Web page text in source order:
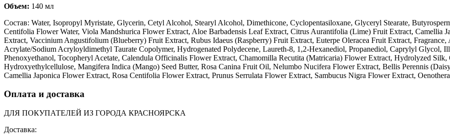
Объем: 140 мл
Состав: Water, Isopropyl Myristate, Glycerin, Cetyl Alcohol, Stearyl Alcohol, Dimethicone, Cyclopentasiloxane, Glyceryl Stearate,
Centifolia Flower Water, Viola Mandshurica Flower Extract, Aloe Barbadensis Leaf Extract, Citrus Aurantifolia (Lime) Fruit Extract, Camellia
Extract, Vaccinium Angustifolium (Blueberry) Fruit Extract, Rubus Idaeus (Raspberry) Fruit Extract, Euterpe Oleracea Fruit Extract,
Acrylate/Sodium Acryloyldimethyl Taurate Copolymer, Hydrogenated Polydecene, Laureth-8, 1,2-Hexanediol, Propanediol, Caprylyl Glycol,
Phenoxyethanol, Tocopheryl Acetate, Calendula Officinalis Flower Extract, Chamomilla Recutita (Matricaria) Flower Extract, Hydrolyzed
Hydroxyethylcellulose, Mangifera Indica (Mango) Seed Butter, Rosa Canina Fruit Oil, Nelumbo Nucifera Flower Extract, Bellis Perennis
Camellia Japonica Flower Extract, Rosa Centifolia Flower Extract, Prunus Serrulata Flower Extract, Sambucus Nigra Flower Extract,
Оплата и доставка
ДЛЯ ПОКУПАТЕЛЕЙ ИЗ ГОРОДА КРАСНОЯРСКА
Доставка: